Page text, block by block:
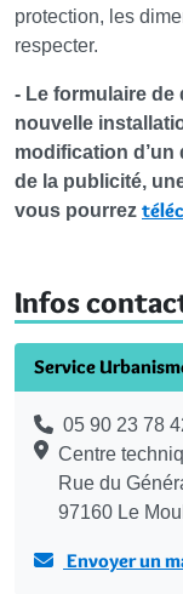
protection, les
respecter.
- Le formulaire de
nouvelle
modification
de la publicité,
vous pourrez
Infos
Service
05 90 23 78
Centre
Rue du
97160 Le
Envoyer un